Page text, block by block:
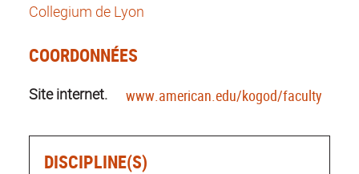
Collegium de Lyon
COORDONNÉES
Site internet. www.american.edu/kogod/faculty/
DISCIPLINE(S)